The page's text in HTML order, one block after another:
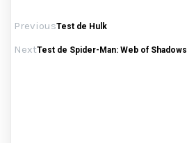
PreviousTest de Hulk
NextTest de Spider-Man: Web of Shadows